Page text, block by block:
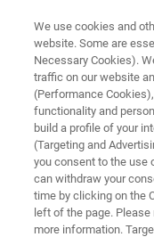
FORTBILDUNGSKURSE
FT-IR-,
Besuchen Sie
Schweiz, um
We use cookies and
website. Some are
Necessary Cookies).
traffic on our website
(Performance
functionality and
build a profile of your
(Targeting and
you consent to the use
can withdraw your
time by clicking on the
left of the page.
more information.